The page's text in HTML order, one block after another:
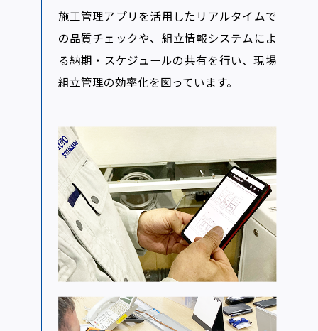
施工管理アプリを活用したリアルタイムで
の品質チェックや、組立情報システムによ
る納期・スケジュールの共有を行い、現場
組立管理の効率化を図っています。